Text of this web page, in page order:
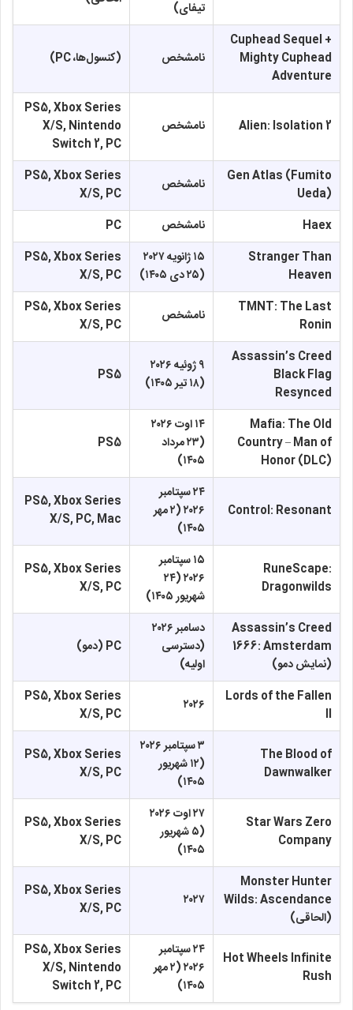
تیفای)
Cuphead Sequel +
Mighty Cuphead
Adventure
نامشخص (کنسول‌ها، PC)
Alien: Isolation 2 نامشخص
PS5, Xbox Series
X/S, Nintendo
Switch 2, PC
Gen Atlas (Fumito
Ueda)
نامشخص
PS5, Xbox Series
X/S, PC
Haex
نامشخص
PC
Stranger Than
Heaven
۱۵ ژانویه ۲۰۲۷
(۲۵ دی ۱۴۰۵)
PS5, Xbox Series
X/S, PC
TMNT: The Last
Ronin
نامشخص
PS5, Xbox Series
X/S, PC
Assassin’s Creed
Black Flag
Resynced
۹ ژوئیه ۲۰۲۶
(۱۸ تیر ۱۴۰۵)
PS5
Mafia: The Old
Country – Man of
Honor (DLC)
۱۴ اوت ۲۰۲۶
(۲۳ مرداد
۱۴۰۵)
PS5
Control: Resonant
۲۴ سپتامبر
۲۰۲۶ (۲ مهر
۱۴۰۵)
PS5, Xbox Series
X/S, PC, Mac
RuneScape:
Dragonwilds
۱۵ سپتامبر
۲۰۲۶ (۲۴
شهریور ۱۴۰۵)
PS5, Xbox Series
X/S, PC
Assassin’s Creed
1666: Amsterdam
(نمایش دمو)
دسامبر ۲۰۲۶
(دسترسی
اولیه)
PC (دمو)
Lords of the Fallen
II
۲۰۲۶
PS5, Xbox Series
X/S, PC
The Blood of
Dawnwalker
۳ سپتامبر ۲۰۲۶
(۱۲ شهریور
۱۴۰۵)
PS5, Xbox Series
X/S, PC
Star Wars Zero
Company
۲۷ اوت ۲۰۲۶
(۵ شهریور
۱۴۰۵)
PS5, Xbox Series
X/S, PC
Monster Hunter
Wilds: Ascendance
(الحاقی)
۲۰۲۷
PS5, Xbox Series
X/S, PC
Hot Wheels Infinite
Rush
۲۴ سپتامبر
۲۰۲۶ (۲ مهر
۱۴۰۵)
PS5, Xbox Series
X/S, Nintendo
Switch 2, PC